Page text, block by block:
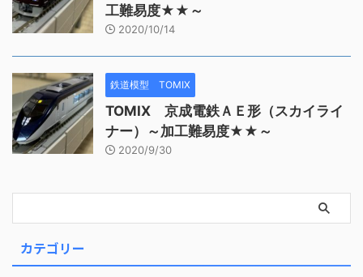
工難易度★★～
2020/10/14
鉄道模型 TOMIX
TOMIX 京成電鉄ＡＥ形（スカイライ
ナー）～加工難易度★★～
2020/9/30
カテゴリー